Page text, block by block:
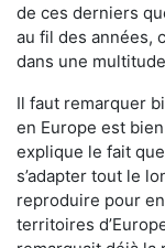
de ces derniers
au fil des années,
dans une
Il faut remarquer
en Europe est
explique le fait
s’adapter tout le
reproduire pour
territoires